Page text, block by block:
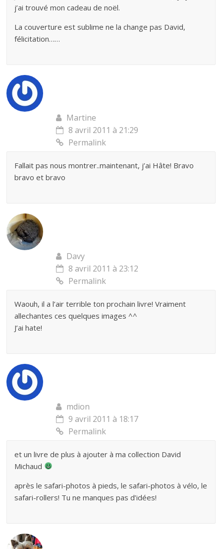
j’ai trouvé mon cadeau de noël.
La couverture est sublime ne la change pas David,
félicitation……
Martine
8 avril 2011 à 21:29
Permalink
Fallait pas nous montrer..maintenant, j’ai Hâte! Bravo
bravo et bravo
Davy
8 avril 2011 à 23:12
Permalink
Waouh, il a l’air terrible ton prochain livre! Vraiment
allechantes ces quelques images ^^
J’ai hate!
mdion
9 avril 2011 à 18:17
Permalink
et un livre de plus à ajouter à ma collection David
Michaud
après le safari-photos à pieds, le safari-photos à vélo, le
safari-rollers! Tu ne manques pas d’idées!